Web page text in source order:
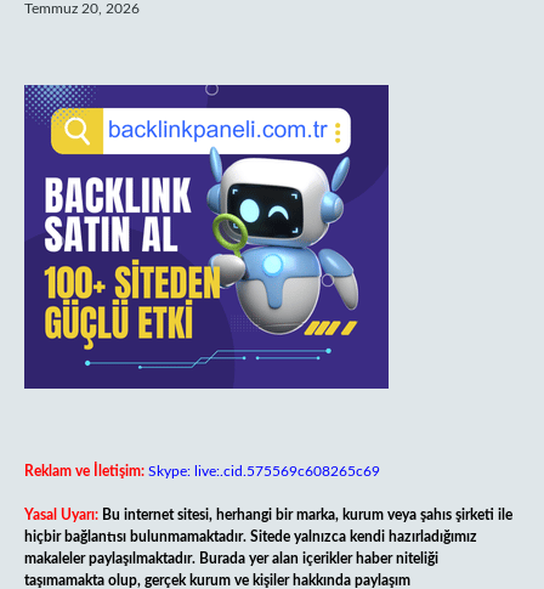
Temmuz 20, 2026
Reklam ve İletişim: Skype: live:.cid.575569c608265c69
Yasal Uyarı: Bu internet sitesi, herhangi bir marka, kurum veya şahıs şirketi ile
hiçbir bağlantısı bulunmamaktadır. Sitede yalnızca kendi hazırladığımız
makaleler paylaşılmaktadır. Burada yer alan içerikler haber niteliği
taşımamakta olup, gerçek kurum ve kişiler hakkında paylaşım